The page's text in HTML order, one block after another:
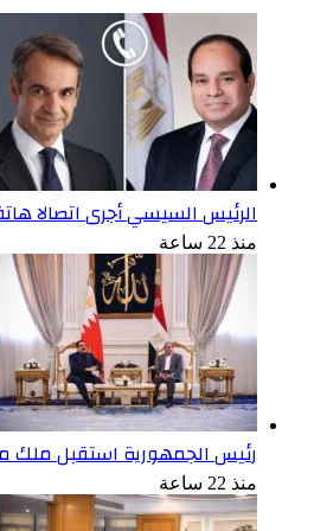
الرئيس السيسي أجرى اتصالا
منذ 22 ساعة
رئيس الجمهورية استقبل ملك
منذ 22 ساعة